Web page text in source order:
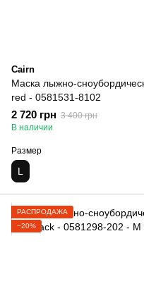
Cairn
Маска лыжно-
red - 0581531-8102
2 720 грн 3 400 грн
В наличии
Размер
L
РАСПРОДАЖА
−20%